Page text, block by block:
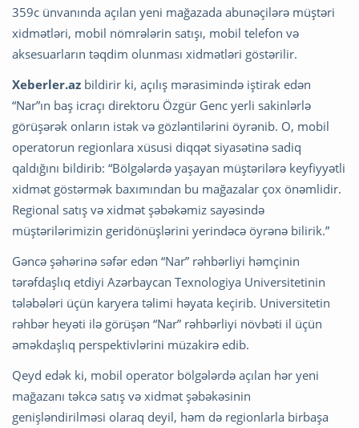
359c ünvanında açılan yeni mağazada abunəçilərə müştəri
xidmətləri, mobil nömrələrin satışı, mobil telefon və
aksesuarların təqdim olunması xidmətləri göstərilir.
Xeberler.az bildirir ki, açılış mərasimində iştirak edən
“Nar”ın baş icraçı direktoru Özgür Genc yerli sakinlərlə
görüşərək onların istək və gözləntilərini öyrənib. O, mobil
operatorun regionlara xüsusi diqqət siyasətinə sadiq
qaldığını bildirib: “Bölgələrdə yaşayan müştərilərə keyfiyyətli
xidmət göstərmək baxımından bu mağazalar çox önəmlidir.
Regional satış və xidmət şəbəkəmiz sayəsində
müştərilərimizin geridönüşlərini yerindəcə öyrənə bilirik.”
Gəncə şəhərinə səfər edən “Nar” rəhbərliyi həmçinin
tərəfdaşlıq etdiyi Azərbaycan Texnologiya Universitetinin
tələbələri üçün karyera təlimi həyata keçirib. Universitetin
rəhbər heyəti ilə görüşən “Nar” rəhbərliyi növbəti il üçün
əməkdaşlıq perspektivlərini müzakirə edib.
Qeyd edək ki, mobil operator bölgələrdə açılan hər yeni
mağazanı təkcə satış və xidmət şəbəkəsinin
genişləndirilməsi olaraq deyil, həm də regionlarla birbaşa